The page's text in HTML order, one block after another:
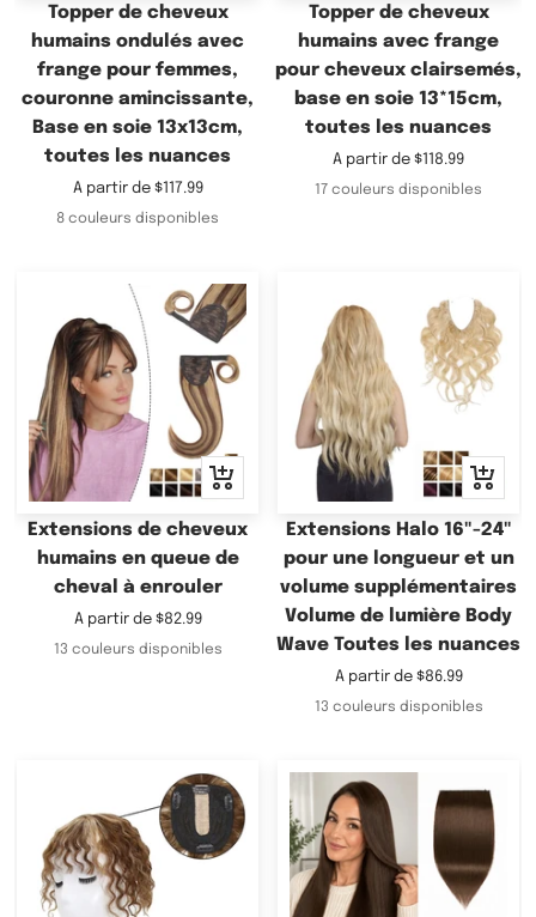
Topper de cheveux
humains ondulés avec
frange pour femmes,
couronne amincissante,
Base en soie 13x13cm,
toutes les nuances
Prix
de
A partir de $117.99
8 couleurs disponibles
Topper de cheveux
humains avec frange
pour cheveux clairsemés,
base en soie 13*15cm,
toutes les nuances
Prix
de
A partir de $118.99
17 couleurs disponibles
Apercu
rapide
Extensions de cheveux
humains en queue de
cheval à enrouler
Prix
de
A partir de $82.99
13 couleurs disponibles
Apercu
rapide
Extensions Halo 16"-24"
pour une longueur et un
volume supplémentaires
Volume de lumière Body
Wave Toutes les nuances
Prix
de
A partir de $86.99
13 couleurs disponibles